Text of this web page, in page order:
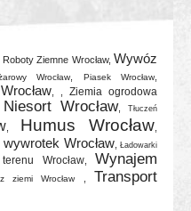
Roboty Ziemne Wrocław,Wywóz
Wrocław Piasek Wrocław
, , Ziemia ogrodowa
Niesort Wrocław, Tłuczeń
Humus Wrocław
Wrocław,Ładowarki
Wrocław, Wynajem
ziemi Wrocław
Transport